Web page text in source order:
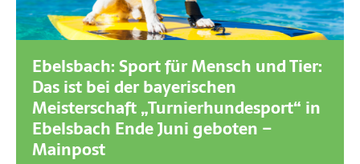
Ebelsbach: Sport für Mensch und Tier:
Das ist bei der bayerischen
Meisterschaft „Turnierhundesport“ in
Ebelsbach Ende Juni geboten –
Mainpost